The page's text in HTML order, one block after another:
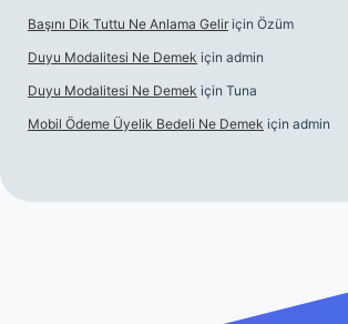
Başını Dik Tuttu Ne Anlama Gelir için Özüm
Duyu Modalitesi Ne Demek için admin
Duyu Modalitesi Ne Demek için Tuna
Mobil Ödeme Üyelik Bedeli Ne Demek için admin